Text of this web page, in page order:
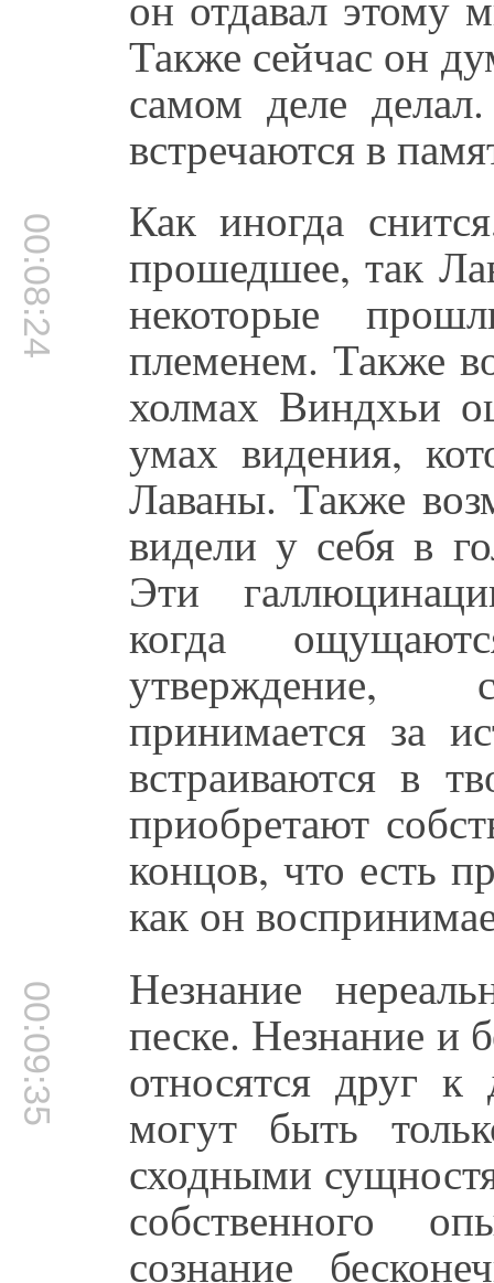
Также сейчас он
самом деле
встречаются в
00:08:24 Как иногда
прошедшее, так
некоторые
племенем. Также
холмах Виндхьи
умах видения,
Лаваны. Также
видели у себя в
Эти
когда
утверждение,
принимается за
встраиваются в
приобретают
концов, что есть
как он
00:09:35 Незнание
песке. Незнание и
относятся друг
могут быть
сходными
собственного
сознание